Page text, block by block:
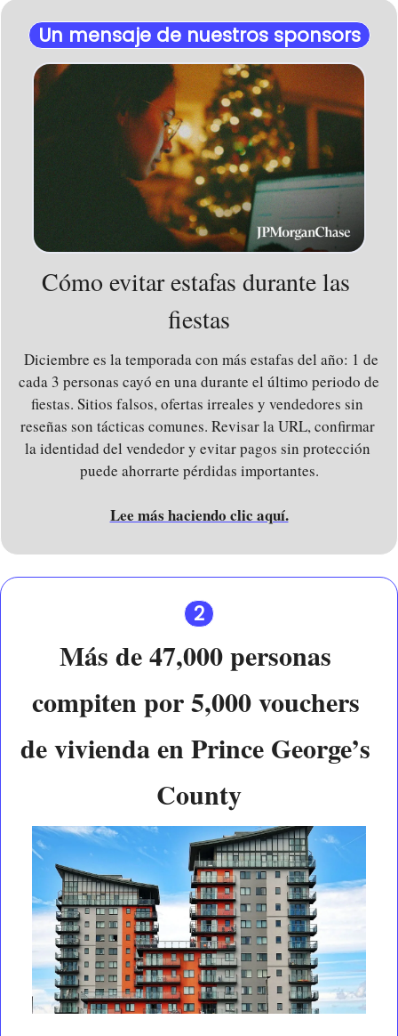
Un mensaje de nuestros sponsors
Cómo evitar estafas durante las
fiestas
Diciembre es la temporada con más estafas del año: 1 de
cada 3 personas cayó en una durante el último periodo de
fiestas. Sitios falsos, ofertas irreales y vendedores sin
reseñas son tácticas comunes. Revisar la URL, confirmar
la identidad del vendedor y evitar pagos sin protección
puede ahorrarte pérdidas importantes.
Lee más haciendo clic aquí.
2
Más de 47,000 personas
compiten por 5,000 vouchers
de vivienda en Prince George’s
County